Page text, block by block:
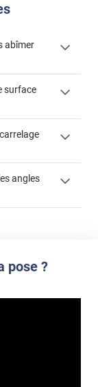
abîmer
surface
un joint
angles
pose ?